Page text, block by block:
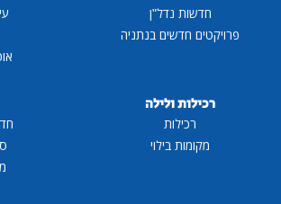
חדשות נדל"ן
פרויקטים חדשים בנתניה
רכילות ולילה
רכילות
מקומות בילוי